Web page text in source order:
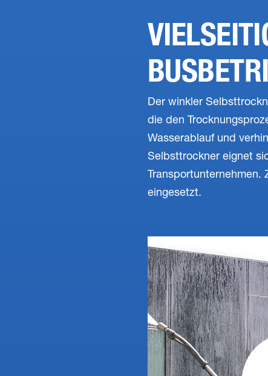
Der winkler
die den
Wasserablauf und
Selbsttrockner eignet
eingesetzt.